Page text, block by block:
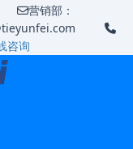
营销部：
咨询